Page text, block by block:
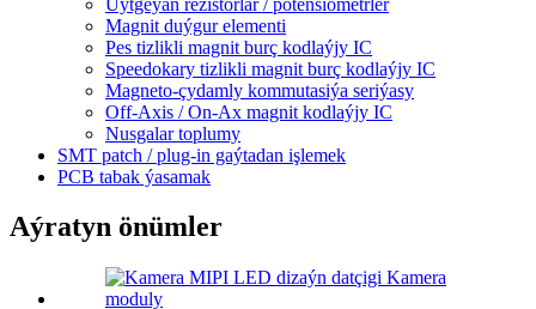
Magnit duýgur elementi
Pes tizlikli magnit burç kodlaýjy IC
Speedokary tizlikli magnit burç kodlaýjy IC
Magneto-çydamly kommutasiýa seriýasy
Off-Axis / On-Ax magnit kodlaýjy IC
Nusgalar toplumy
SMT patch / plug-in gaýtadan işlemek
PCB tabak ýasamak
Aýratyn önümler